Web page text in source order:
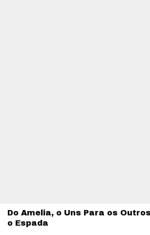
Do Amelia, o Uns Para os
o Espada